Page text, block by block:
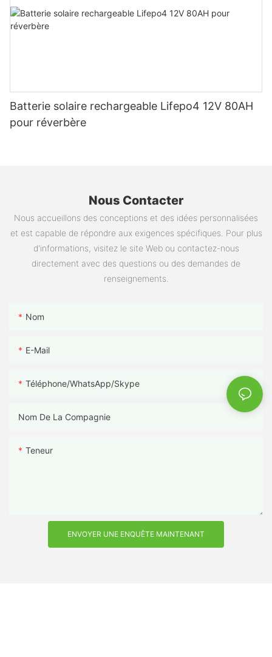
Batterie solaire rechargeable Lifepo4 12V 80AH
pour réverbère
Nous Contacter
Nous accueillons des conceptions et des idées personnalisées
et est capable de répondre aux exigences spécifiques. Pour plus
d'informations, visitez le site Web ou contactez-nous
directement avec des questions ou des demandes de
renseignements.
Nom
E-Mail
Téléphone/WhatsApp/Skype
Nom De La Compagnie
Teneur
ENVOYER UNE ENQUÊTE MAINTENANT